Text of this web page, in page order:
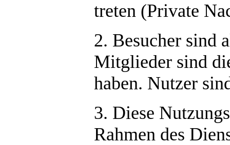
treten (Private
2. Besucher sind
Mitglieder sind
haben. Nutzer
3. Diese
Rahmen des